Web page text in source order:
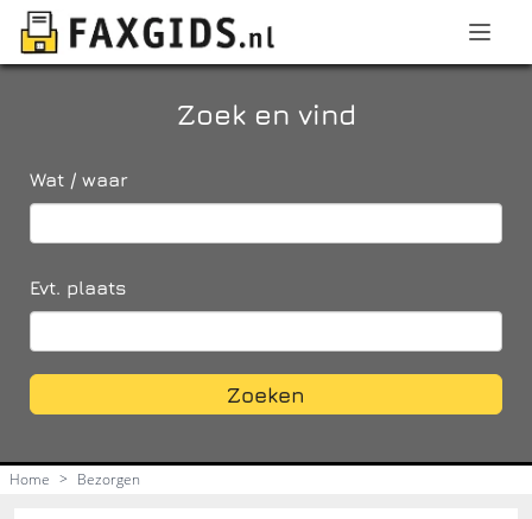
Zoek en vind
Wat / waar
Evt. plaats
Zoeken
Home > Bezorgen